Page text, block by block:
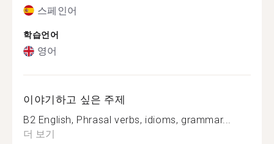
스페인어
학습언어
영어
이야기하고 싶은 주제
B2 English, Phrasal verbs, idioms, grammar...
더 보기